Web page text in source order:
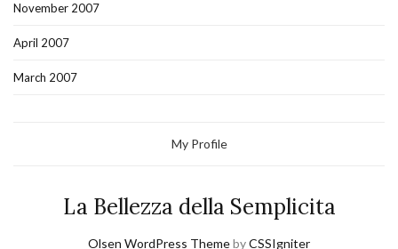
November 2007
April 2007
March 2007
My Profile
La Bellezza della Semplicita
Olsen WordPress ThemebyCSSIgniter